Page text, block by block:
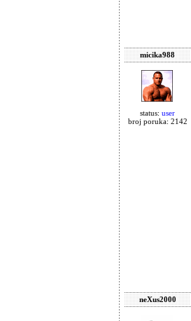
micika988
status: user
broj poruka: 2142
neXus2000